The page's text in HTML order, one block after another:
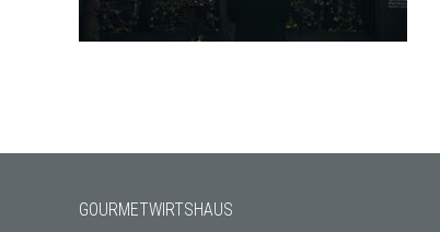
GOURMETWIRTSHAUS